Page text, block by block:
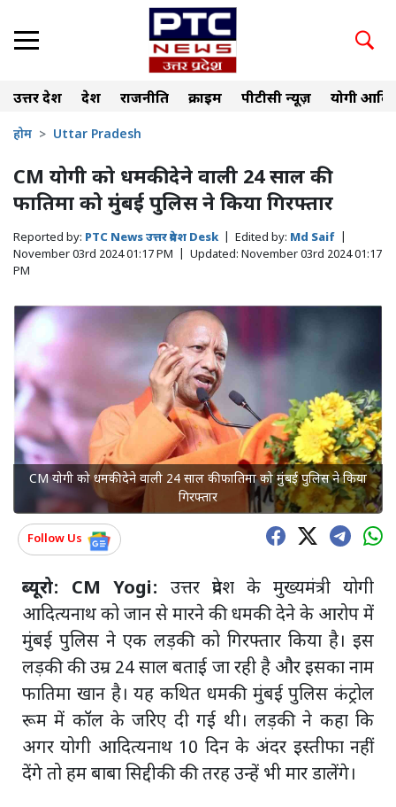
उत्तर प्रदेश देश राजनीति क्राइम पीटीसी न्यूज़ योगी
होम Uttar Pradesh
CM योगी को धमकी देने वाली 24 साल की
फातिमा को मुंबई पुलिस ने किया गिरफ्तार
Reported by: PTC News उत्तर प्रदेश Desk Edited by: Md Saif
November 03rd 2024 01:17 PM
Updated: November 03rd 2024 01:17
PM
CM योगी को धमकी देने वाली 24 साल की फातिमा को मुंबई पुलिस ने किया
गिरफ्तार
Follow Us
ब्यूरो: CM Yogi: उत्तर प्रदेश के मुख्यमंत्री योगी
आदित्यनाथ को जान से मारने की धमकी देने के आरोप में
मुंबई पुलिस ने एक लड़की को गिरफ्तार किया है। इस
लड़की की उम्र 24 साल बताई जा रही है और इसका नाम
फातिमा खान है। यह कथित धमकी मुंबई पुलिस कंट्रोल
रूम में कॉल के जरिए दी गई थी। लड़की ने कहा कि
अगर योगी आदित्यनाथ 10 दिन के अंदर इस्तीफा नहीं
देंगे तो हम बाबा सिद्दीकी की तरह उन्हें भी मार डालेंगे।